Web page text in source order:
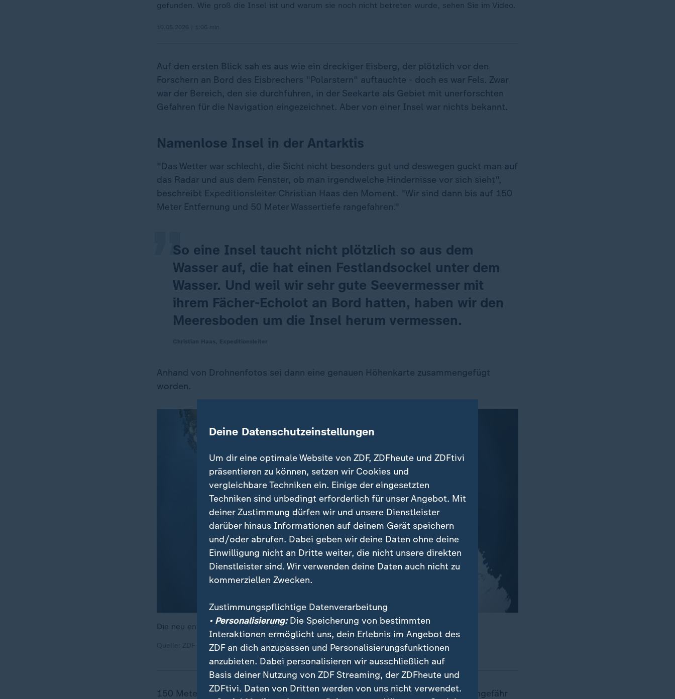
gefunden. Wie groß die Insel ist und warum sie noch nicht betreten wurde, sehen Sie im Video.
Auf den ersten Blick sah es aus wie ein dreckiger Eisberg, der plötzlich vor den
Forschern an Bord des Eisbrechers "Polarstern" auftauchte - doch es war Fels. Zwar
war der Bereich, den sie durchfuhren, in der Seekarte als Gebiet mit unerforschten
Gefahren für die Navigation eingezeichnet. Aber von einer Insel war nichts bekannt.
Namenlose Insel in der Antarktis
"Das Wetter war schlecht, die Sicht nicht besonders gut und deswegen guckt man auf
das Radar und aus dem Fenster, ob man irgendwelche Hindernisse vor sich sieht",
beschreibt Expeditionsleiter Christian Haas den Moment. "Wir sind dann bis auf 150
Meter Entfernung und 50 Meter Wassertiefe rangefahren."
So eine Insel taucht nicht plötzlich so aus dem
Wasser auf, die hat einen Festlandsockel unter dem
Wasser. Und weil wir sehr gute Seevermesser mit
ihrem Fächer-Echolot an Bord hatten, haben wir den
Meeresboden um die Insel herum vermessen.
„
Anhand von Drohnenfotos sei dann eine genauen Höhenkarte zusammengefügt
worden.
Die neu entdeckte Insel liegt im Weddellmeer in der Nähe von Joinville Island.
150 Meter ist die Insel lang, 60 Meter breit und 16 Meter hoch, und damit ungefähr
Deine Datenschutzeinstellungen
Um dir eine optimale Website von ZDF, ZDFheute und ZDFtivi
präsentieren zu können, setzen wir Cookies und
vergleichbare Techniken ein. Einige der eingesetzten
Techniken sind unbedingt erforderlich für unser Angebot. Mit
deiner Zustimmung dürfen wir und unsere Dienstleister
darüber hinaus Informationen auf deinem Gerät speichern
und/oder abrufen. Dabei geben wir deine Daten ohne deine
Einwilligung nicht an Dritte weiter, die nicht unsere direkten
Dienstleister sind. Wir verwenden deine Daten auch nicht zu
kommerziellen Zwecken.
Zustimmungspflichtige Datenverarbeitung
• Personalisierung:Die Speicherung von bestimmten
Interaktionen ermöglicht uns, dein Erlebnis im Angebot des
ZDF an dich anzupassen und Personalisierungsfunktionen
anzubieten. Dabei personalisieren wir ausschließlich auf
Basis deiner Nutzung von ZDF Streaming, der ZDFheute und
ZDFtivi. Daten von Dritten werden von uns nicht verwendet.